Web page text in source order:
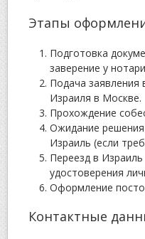
Этапы
Подготовка
заверение у
Подача заявления
Израиля в Москве.
Прохождение
Ожидание решения
Израиль (если
Переезд в
удостоверения
Оформление
Контактные